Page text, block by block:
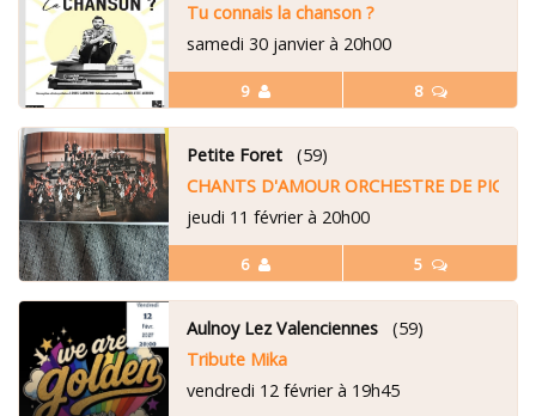
9 8
Tu connais la chanson ?
samedi 30 janvier à 20h00
6 5
Petite Foret(59)
CHANTS D'AMOUR ORCHESTRE DE
jeudi 11 février à 20h00
Aulnoy Lez Valenciennes(59)
Tribute Mika
vendredi 12 février à 19h45